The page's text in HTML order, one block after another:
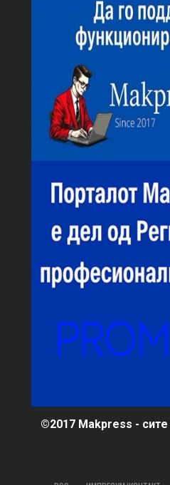
©2017 Makpress -